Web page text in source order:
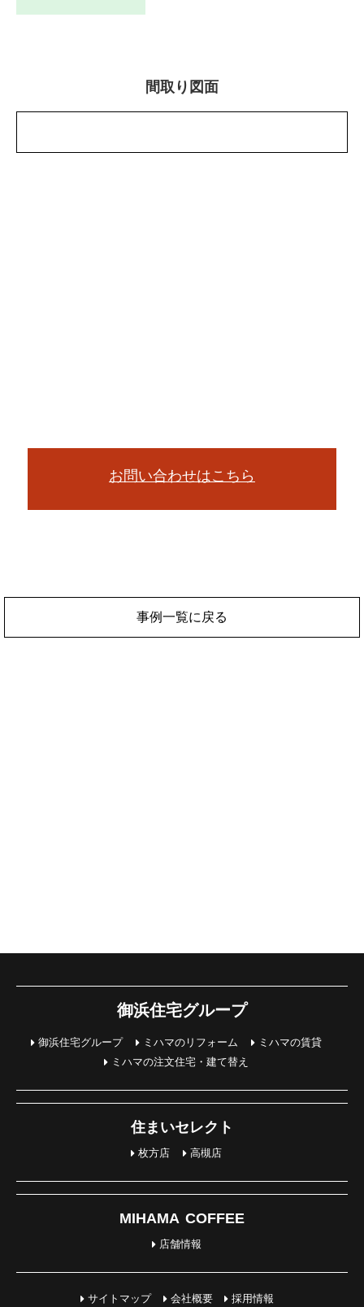
間取り図面
お問い合わせはこちら
事例一覧に戻る
御浜住宅グループ
御浜住宅グループ ミハマのリフォーム
ミハマの賃貸
ミハマの注文住宅・建て替え
住まいセレクト
枚方店 高槻店
MIHAMA COFFEE
店舗情報
サイトマップ 会社概要 採用情報